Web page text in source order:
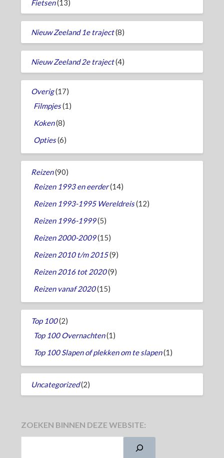
Fietsen(13)
Nieuw Zeeland 1e traject(8)
Nieuw Zeeland 2e traject(4)
Overig(17)
Filmpjes(1)
Koken(8)
Opties(6)
Reizen(90)
Reizen 1993 en eerder(14)
Reizen 1993-1995 Wereldreis(12)
Reizen 1996-1999(5)
Reizen 2000-2009(15)
Reizen 2010 t/m 2015(9)
Reizen 2016 tot 2020(9)
Reizen vanaf 2020(15)
Top 100(2)
Top 100 Overnachten(1)
Top 100 Slapen of plekken om te slapen(1)
Uncategorized(2)
ZOEKEN BINNEN DEZE WEBSITE: